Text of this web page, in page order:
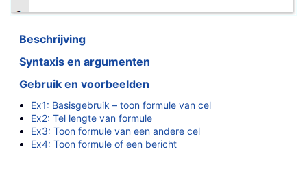
Beschrijving
Syntaxis en argumenten
Gebruik en voorbeelden
Ex1: Basisgebruik – toon formule van cel
Ex2: Tel lengte van formule
Ex3: Toon formule van een andere cel
Ex4: Toon formule of een bericht